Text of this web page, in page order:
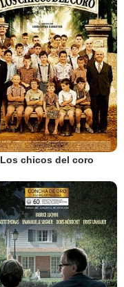
Los chicos del coro